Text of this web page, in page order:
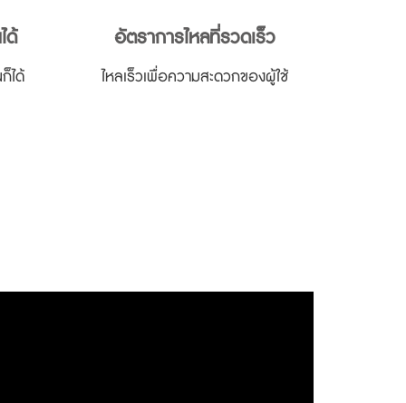
ด้
ได้
อัตราการไหลที่รวดเร็ว
ไหลเร็วเพื่อความสะดวกของผู้ใช้